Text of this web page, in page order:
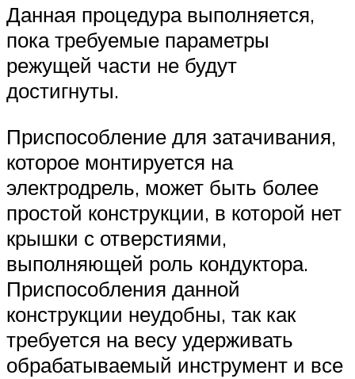
Данная процедура выполняется,
пока требуемые параметры
режущей части не будут
достигнуты.
Приспособление для затачивания,
которое монтируется на
электродрель, может быть более
простой конструкции, в которой нет
крышки с отверстиями,
выполняющей роль кондуктора.
Приспособления данной
конструкции неудобны, так как
требуется на весу удерживать
обрабатываемый инструмент и все